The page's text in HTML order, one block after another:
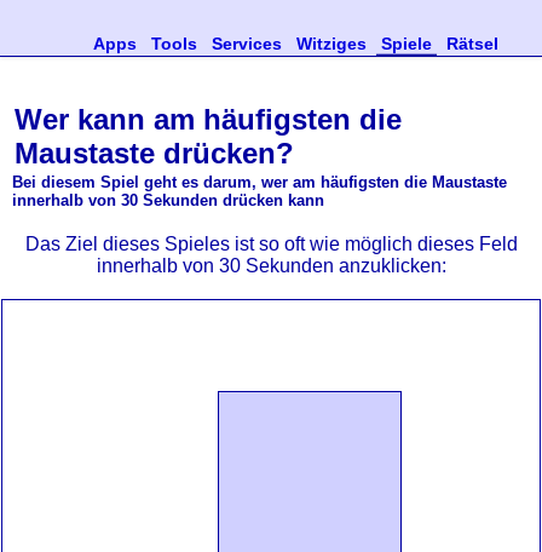
Apps Tools Services Witziges Spiele Rätsel
Wer kann am häufigsten die
Maustaste drücken?
Bei diesem Spiel geht es darum, wer am häufigsten die Maustaste
innerhalb von 30 Sekunden drücken kann
Das Ziel dieses Spieles ist so oft wie möglich dieses Feld
innerhalb von 30 Sekunden anzuklicken: